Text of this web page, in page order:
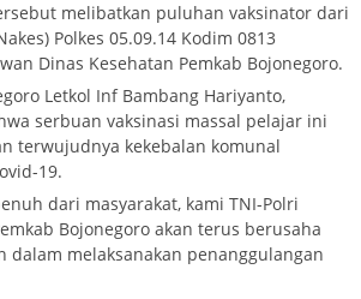
melibatkan puluhan vaksinator dari
Polkes 05.09.14 Kodim 0813
Dinas Kesehatan Pemkab Bojonegoro.
Letkol Inf Bambang Hariyanto,
serbuan vaksinasi massal pelajar ini
terwujudnya kekebalan komunal
19.
dari masyarakat, kami TNI-Polri
Bojonegoro akan terus berusaha
dalam melaksanakan penanggulangan